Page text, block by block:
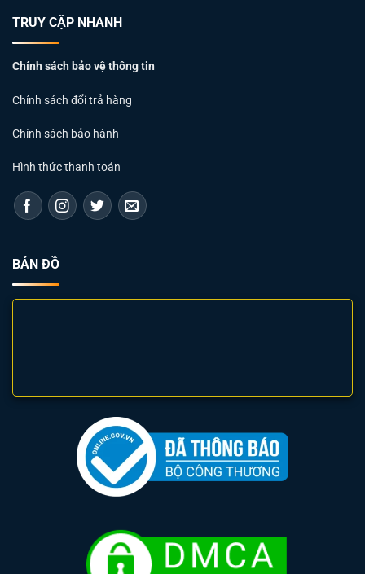
TRUY CẬP NHANH
Chính sách bảo vệ thông tin
Chính sách đổi trả hàng
Chính sách bảo hành
Hình thức thanh toán
BẢN ĐỒ